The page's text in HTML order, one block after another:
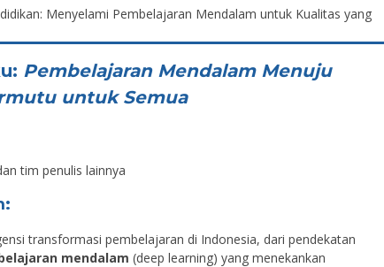
Pembelajaran Mendalam Menuju
untuk Semua
tim penulis lainnya
transformasi pembelajaran di Indonesia, dari pendekatan
mendalam (deep learning) yang menekankan